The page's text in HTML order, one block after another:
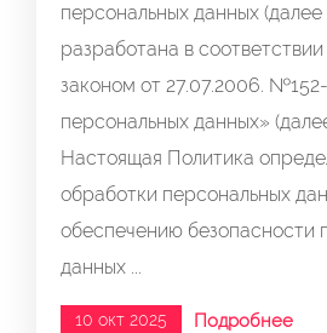
персональных данных
разработана в
законом от 27.07.2006.
персональных данных»
Настоящая Политика
обработки персональных
обеспечению безопасности
данных ...
10 окт 2025 Подробнее